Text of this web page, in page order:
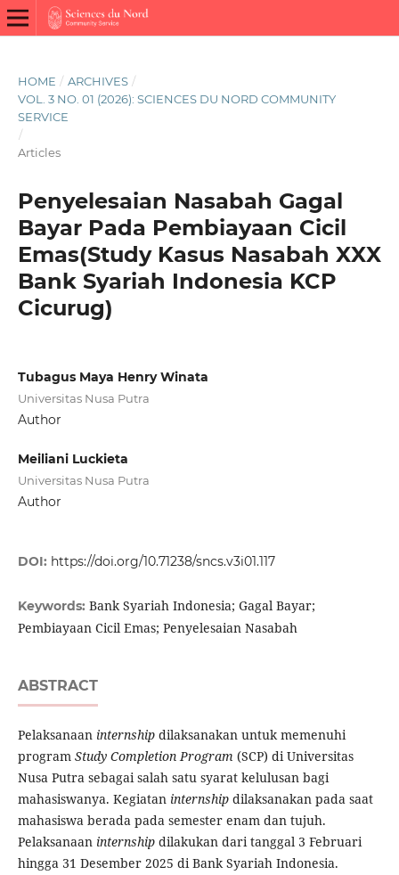
HOME / ARCHIVES /
VOL. 3 NO. 01 (2026): SCIENCES DU NORD COMMUNITY
SERVICE
/
Articles
Penyelesaian Nasabah Gagal
Bayar Pada Pembiayaan Cicil
Emas(Study Kasus Nasabah XXX
Bank Syariah Indonesia KCP
Cicurug)
Tubagus Maya Henry Winata
Universitas Nusa Putra
Author
Meiliani Luckieta
Universitas Nusa Putra
Author
DOI: https://doi.org/10.71238/sncs.v3i01.117
Keywords: Bank Syariah Indonesia; Gagal Bayar;
Pembiayaan Cicil Emas; Penyelesaian Nasabah
ABSTRACT
Pelaksanaan internship dilaksanakan untuk memenuhi
program Study Completion Program (SCP) di Universitas
Nusa Putra sebagai salah satu syarat kelulusan bagi
mahasiswanya. Kegiatan internship dilaksanakan pada saat
mahasiswa berada pada semester enam dan tujuh.
Pelaksanaan internship dilakukan dari tanggal 3 Februari
hingga 31 Desember 2025 di Bank Syariah Indonesia.